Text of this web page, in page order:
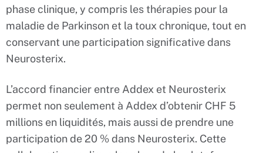
phase clinique, y compris les thérapies pour la
maladie de Parkinson et la toux chronique, tout en
conservant une participation significative dans
Neurosterix.
L’accord financier entre Addex et Neurosterix
permet non seulement à Addex d’obtenir CHF 5
millions en liquidités, mais aussi de prendre une
participation de 20 % dans Neurosterix. Cette